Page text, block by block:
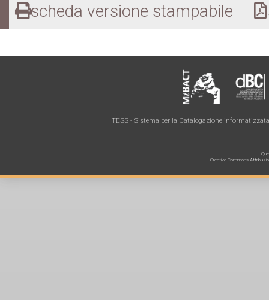
scheda versione stampabile
TESS - Sistema per la Catalogazione
Creative Commons